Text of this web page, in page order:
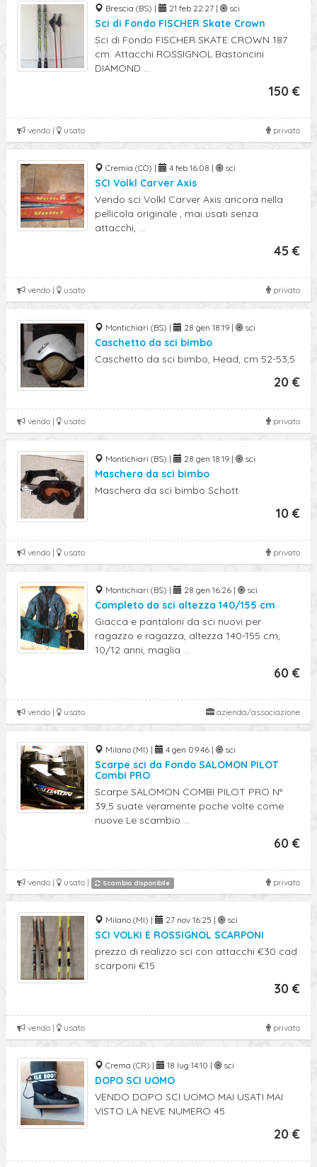
Brescia (BS) | 21 feb 22:27 | sci
Sci di Fondo FISCHER Skate Crown
Sci di Fondo FISCHER SKATE CROWN 187
cm. Attacchi ROSSIGNOL Bastoncini
DIAMOND ...
150 €
privato
vendo | usato
Cremia (CO) | 4 feb 16:08 | sci
SCI Volkl Carver Axis
Vendo sci Volkl Carver Axis ancora nella
pellicola originale , mai usati senza
attacchi, ...
45 €
privato
vendo | usato
Montichiari (BS) | 28 gen 18:19 | sci
Caschetto da sci bimbo
Caschetto da sci bimbo, Head, cm 52-53,5
20 €
privato
vendo | usato
Montichiari (BS) | 28 gen 18:19 | sci
Maschera da sci bimbo
Maschera da sci bimbo Schott
10 €
privato
vendo | usato
Montichiari (BS) | 28 gen 16:26 | sci
Completo da sci altezza 140/155 cm
Giacca e pantaloni da sci nuovi per
ragazzo e ragazza, altezza 140-155 cm,
10/12 anni, maglia ...
60 €
azienda/associazione
vendo | usato
Milano (MI) | 4 gen 09:46 | sci
Scarpe sci da Fondo SALOMON PILOT
Combi PRO
Scarpe SALOMON COMBI PILOT PRO N°
39,5 suate veramente poche volte come
nuove Le scambio ...
60 €
privato
vendo | usato | Scambio disponibile
Milano (MI) | 27 nov 16:25 | sci
SCI VOLKI E ROSSIGNOL SCARPONI
prezzo di realizzo sci con attacchi €30 cad.
scarponi €15
30 €
privato
vendo | usato
Crema (CR) | 18 lug 14:10 | sci
DOPO SCI UOMO
VENDO DOPO SCI UOMO MAI USATI MAI
VISTO LA NEVE NUMERO 45
20 €